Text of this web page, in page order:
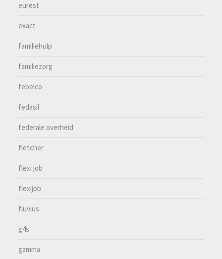
eurest
exact
familiehulp
familiezorg
febelco
fedasil
federale overheid
fletcher
flexi job
flexijob
fluvius
g4s
gamma